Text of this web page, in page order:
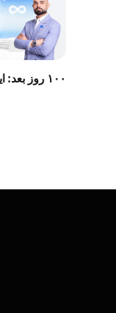
۱۰۰ روز بعد: ایجاد فرصت برای همه